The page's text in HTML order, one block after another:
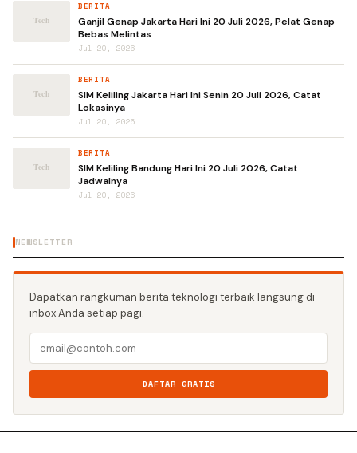
BERITA
Ganjil Genap Jakarta Hari Ini 20 Juli 2026, Pelat Genap
Bebas Melintas
Jul 20, 2026
BERITA
SIM Keliling Jakarta Hari Ini Senin 20 Juli 2026, Catat
Lokasinya
Jul 20, 2026
BERITA
SIM Keliling Bandung Hari Ini 20 Juli 2026, Catat
Jadwalnya
Jul 20, 2026
NEWSLETTER
Dapatkan rangkuman berita teknologi terbaik langsung di
inbox Anda setiap pagi.
DAFTAR GRATIS